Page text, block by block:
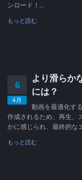
ンロード！...
もっと読む
6
4月
より滑らか
には？
動画を最適化す
作成されるため、再生、
かに感じられ、最終的な
もっと読む